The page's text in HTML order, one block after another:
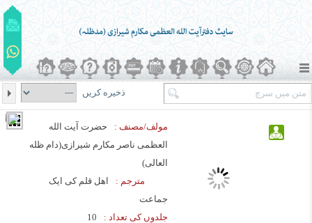
ذخیره کریں
مولف/مصنف :
حضرت آیت الله
العظمی ناصر مکارم شیرازی(دام ظله
العالی)
مترجم :
اهل قلم کی ایک
جماعت
جلدوں کی تعداد :
10